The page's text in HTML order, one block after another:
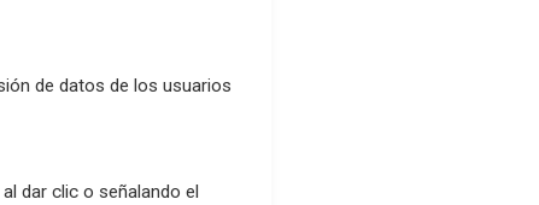
de datos de los usuarios
dar clic o señalando el